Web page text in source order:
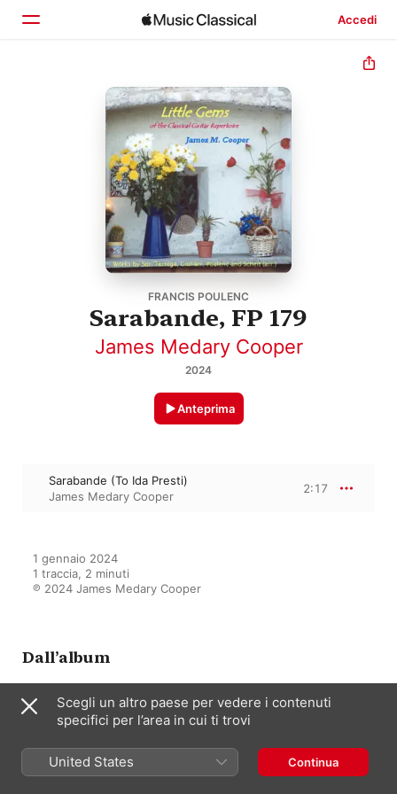
Accedi
FRANCIS POULENC
Sarabande, FP 179
James Medary Cooper
2024
Anteprima
Sarabande (To Ida Presti)
James Medary Cooper
2:17
1 gennaio 2024
1 traccia, 2 minuti
℗ 2024 James Medary Cooper
Dall’album
Little Gems of the Classical
James Medary Cooper
Scegli un altro paese per vedere i contenuti
specifici per l’area in cui ti trovi
United States Continua